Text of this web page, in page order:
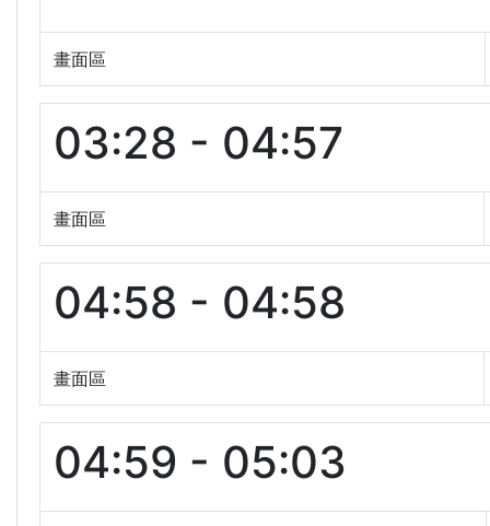
畫面區
03:28 - 04:57
畫面區
04:58 - 04:58
畫面區
04:59 - 05:03